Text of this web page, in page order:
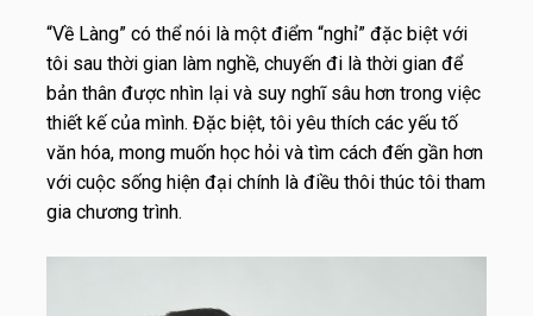
“Về Làng” có thể nói là một điểm “nghỉ” đặc biệt với
tôi sau thời gian làm nghề, chuyến đi là thời gian để
bản thân được nhìn lại và suy nghĩ sâu hơn trong việc
thiết kế của mình. Đặc biệt, tôi yêu thích các yếu tố
văn hóa, mong muốn học hỏi và tìm cách đến gần hơn
với cuộc sống hiện đại chính là điều thôi thúc tôi tham
gia chương trình.